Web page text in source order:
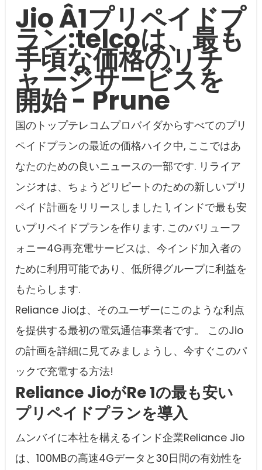
Jio Â1プリペイドプ
ラン:telcoは、最も
手頃な価格のリチ
ャージサービスを
開始 - Prune
国のトップテレコムプロバイダからすべてのプリ
ペイドプランの最近の価格ハイク中, ここではあ
なたのための良いニュースの一部です. リライア
ンジオは、ちょうどリピートのための新しいプリ
ペイド計画をリリースしました 1, インドで最も安
いプリペイドプランを作ります. このバリューフ
ォニー4G再充電サービスは、今インド加入者の
ために利用可能であり、低所得グループに利益を
もたらします.
Reliance Jioは、そのユーザーにこのような利点
を提供する最初の電気通信事業者です。 このJio
の計画を詳細に見てみましょうし、今すぐこのパ
ックで充電する方法!
Reliance JioがRe 1の最も安い
プリペイドプランを導入
ムンバイに本社を構えるインド企業Reliance Jio
は、100MBの高速4Gデータと30日間の有効性を